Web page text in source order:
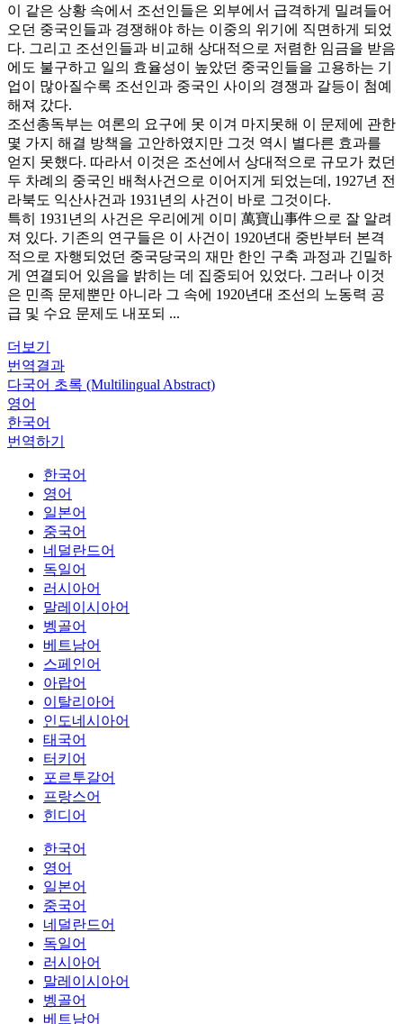
이 같은 상황 속에서 조선인들은 외부에서 급격하게 밀려들어
오던 중국인들과 경쟁해야 하는 이중의 위기에 직면하게 되었
다. 그리고 조선인들과 비교해 상대적으로 저렴한 임금을 받음
에도 불구하고 일의 효율성이 높았던 중국인들을 고용하는 기
업이 많아질수록 조선인과 중국인 사이의 경쟁과 갈등이 첨예
해져 갔다.
조선총독부는 여론의 요구에 못 이겨 마지못해 이 문제에 관한
몇 가지 해결 방책을 고안하였지만 그것 역시 별다른 효과를
얻지 못했다. 따라서 이것은 조선에서 상대적으로 규모가 컸던
두 차례의 중국인 배척사건으로 이어지게 되었는데, 1927년 전
라북도 익산사건과 1931년의 사건이 바로 그것이다.
특히 1931년의 사건은 우리에게 이미 萬寶山事件으로 잘 알려
져 있다. 기존의 연구들은 이 사건이 1920년대 중반부터 본격
적으로 자행되었던 중국당국의 재만 한인 구축 과정과 긴밀하
게 연결되어 있음을 밝히는 데 집중되어 있었다. 그러나 이것
은 민족 문제뿐만 아니라 그 속에 1920년대 조선의 노동력 공
급 및 수요 문제도 내포되 ...
더보기
번역결과
다국어 초록 (Multilingual Abstract)
영어
한국어
번역하기
한국어
영어
일본어
중국어
네덜란드어
독일어
러시아어
말레이시아어
벵골어
베트남어
스페인어
아랍어
이탈리아어
인도네시아어
태국어
터키어
포르투갈어
프랑스어
힌디어
한국어
영어
일본어
중국어
네덜란드어
독일어
러시아어
말레이시아어
벵골어
베트남어